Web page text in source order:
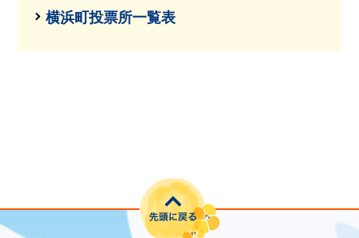
横浜町投票所一覧表